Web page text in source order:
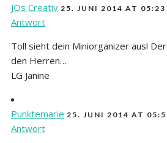
JOs Creativ 25. JUNI 2014 AT 05:23
Antwort
Toll sieht dein Miniorganizer aus!
den Herren…
LG Janine
Punktemarie 25. JUNI 2014 AT
Antwort